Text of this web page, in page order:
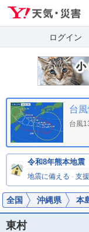
ログイン
台
台風
令和8年熊本地
地震に備える - 支
全国 沖縄県 本
東村